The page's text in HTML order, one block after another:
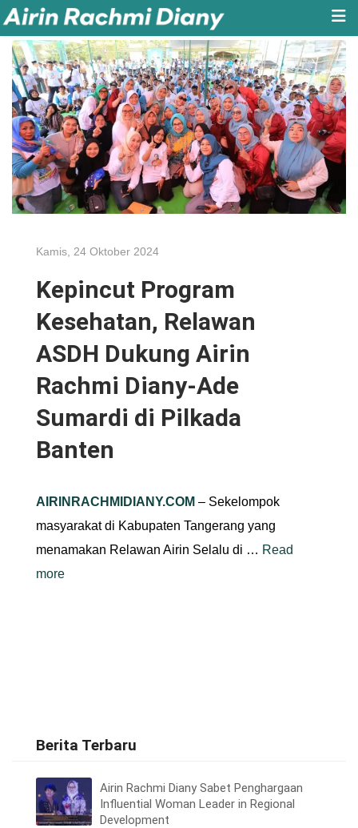
Kamis, 24 Oktober 2024
Kepincut Program
Kesehatan, Relawan
ASDH Dukung Airin
Rachmi Diany-Ade
Sumardi di Pilkada
Banten
AIRINRACHMIDIANY.COM – Sekelompok
masyarakat di Kabupaten Tangerang yang
menamakan Relawan Airin Selalu di … Read
more
Berita Terbaru
Airin Rachmi Diany Sabet Penghargaan
Influential Woman Leader in Regional
Development